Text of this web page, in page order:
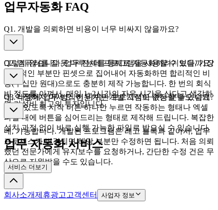
업무자동화 FAQ
Q1. 개발을 의뢰하면 비용이 너무 비싸지 않을까요?
그렇지 않습니다. 업무 전체를 통째로 자동화하려기보다, 가장
반복적인 부분만 핀셋으로 집어내어 자동화하면 합리적인 비
용(수십만 원대)으로도 충분히 제작 가능합니다. 한 번의 회식
비 정도를 아껴서, 매일 1~2시간의 자유 시간을 산다고 생각하
면 가성비 최고의 투자입니다.
Q2. 컴퓨터를 잘 못 다루는데 프로그램을 사용할 수 있을까요?
네, 걱정하지 마세요. 전문가는 개발 지식이 없는 분들도 쉽게
쓸 수 있도록 시작 버튼 하나만 누르면 작동하는 형태나 엑셀
파일 내에 버튼을 심어드리는 형태로 제작해 드립니다. 복잡한
설치 과정 없이 바로 실행 가능한 파일로 받으실 수 있습니다.
Q3. 나중에 업무 방식이 바뀌면 프로그램도 수정할 수 있나요?
네, 가능합니다. 개발된 프로그램은 레고 블록과 같아서, 업무
프로세스가 변경되면 해당 부분만 수정하면 됩니다. 처음 의뢰
했던 전문가에게 유지보수를 요청하거나, 간단한 수정 건은 무
상으로 지원받을 수도 있습니다.
업무 자동화 서비스
서비스 더보기
회사소개제휴광고 고객센터 사업자 정보